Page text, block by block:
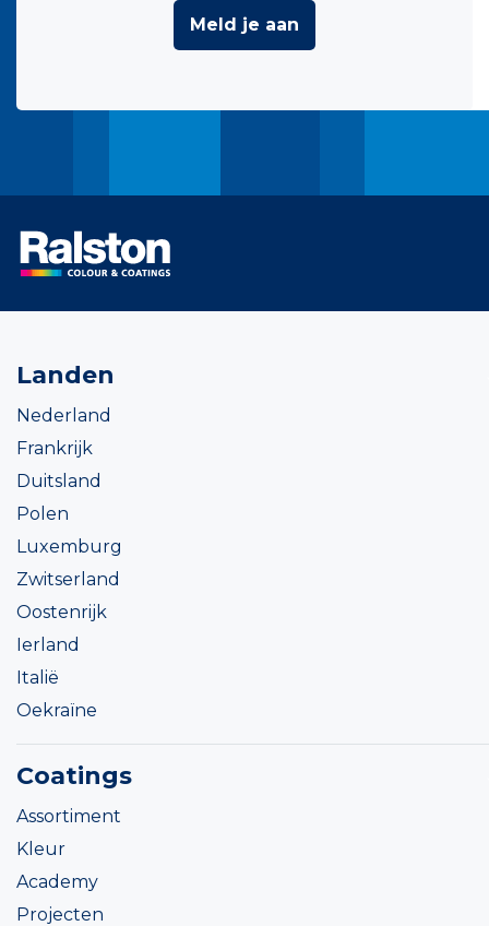
Meld je aan
Landen
Nederland
Frankrijk
Duitsland
Polen
Luxemburg
Zwitserland
Oostenrijk
Ierland
Italië
Oekraïne
Coatings
Assortiment
Kleur
Academy
Projecten